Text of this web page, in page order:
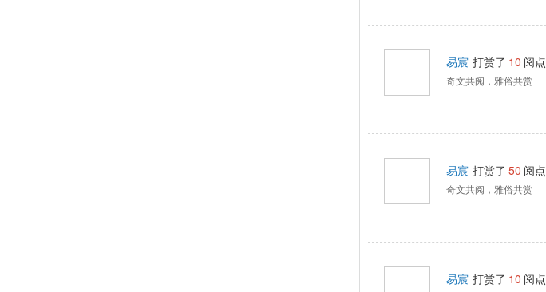
易宸 打赏了 10 阅点
奇文共阅，雅俗共赏
易宸 打赏了 50 阅点
奇文共阅，雅俗共赏
易宸 打赏了 10 阅点